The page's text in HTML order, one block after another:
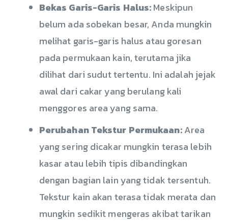
Bekas Garis-Garis Halus:Meskipun
belum ada sobekan besar, Anda mungkin
melihat garis-garis halus atau goresan
pada permukaan kain, terutama jika
dilihat dari sudut tertentu. Ini adalah jejak
awal dari cakar yang berulang kali
menggores area yang sama.
Perubahan Tekstur Permukaan:Area
yang sering dicakar mungkin terasa lebih
kasar atau lebih tipis dibandingkan
dengan bagian lain yang tidak tersentuh.
Tekstur kain akan terasa tidak merata dan
mungkin sedikit mengeras akibat tarikan